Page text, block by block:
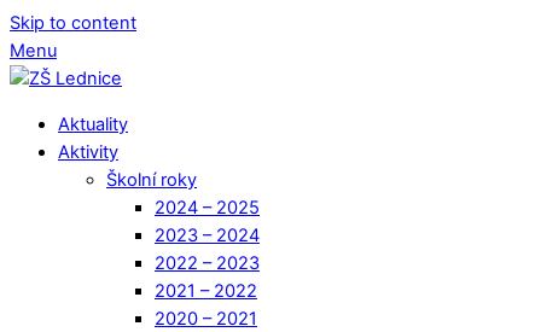
Skip to content
Menu
Aktuality
Aktivity
Školní roky
2024 – 2025
2023 – 2024
2022 – 2023
2021 – 2022
2020 – 2021